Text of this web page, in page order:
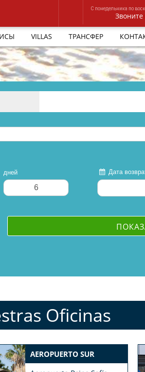
С понедельника по
VILLAS ТРАНСФЕР
Oficinas
AEROPUERTO SUR